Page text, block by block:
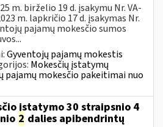
m. birželio 19 d. įsakymu Nr. VA-
m. lapkričio 17 d. įsakymas Nr.
pajamų mokesčio sumos
Gyventojų pajamų mokestis
Mokesčių įstatymų
pajamų mokesčio pakeitimai nuo
įstatymo 30 straipsnio 4
2 dalies apibendrintų